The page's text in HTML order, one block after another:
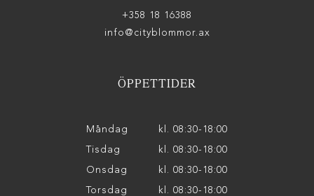
+358 18 16388
info@cityblommor.ax
ÖPPETTIDER
Måndag kl. 08:30-18:00
Tisdag kl. 08:30-18:00
Onsdag kl. 08:30-18:00
Torsdag kl. 08:30-18:00